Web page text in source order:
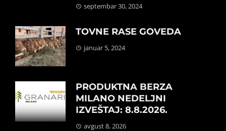
septembar 30, 2024
TOVNE RASE GOVEDA
januar 5, 2024
PRODUKTNA BERZA
MILANO NEDELJNI
IZVEŠTAJ: 8.8.2026.
avgust 8, 2026